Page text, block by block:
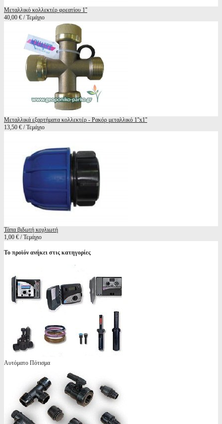
Μεταλλικό κολλεκτέρ φρεατίου 1''
40,00 € / Τεμάχιο
Μεταλλικά εξαρτήματα κολλεκτέρ - Ρακόρ μεταλλικό 1''x1''
13,50 € / Τεμάχιο
Τάπα βιδωτή κοχλιωτή
1,00 € / Τεμάχιο
Το προϊόν ανήκει στις κατηγορίες
Αυτόματο Πότισμα